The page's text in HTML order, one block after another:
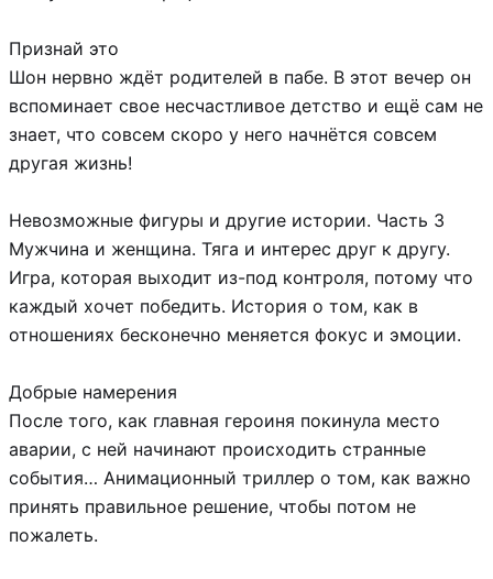
Признай это
Шон нервно ждёт родителей в пабе. В этот вечер он
вспоминает свое несчастливое детство и ещё сам не
знает, что совсем скоро у него начнётся совсем
другая жизнь!
Невозможные фигуры и другие истории. Часть 3
Мужчина и женщина. Тяга и интерес друг к другу.
Игра, которая выходит из-под контроля, потому что
каждый хочет победить. История о том, как в
отношениях бесконечно меняется фокус и эмоции.
Добрые намерения
После того, как главная героиня покинула место
аварии, с ней начинают происходить странные
события… Анимационный триллер о том, как важно
принять правильное решение, чтобы потом не
пожалеть.